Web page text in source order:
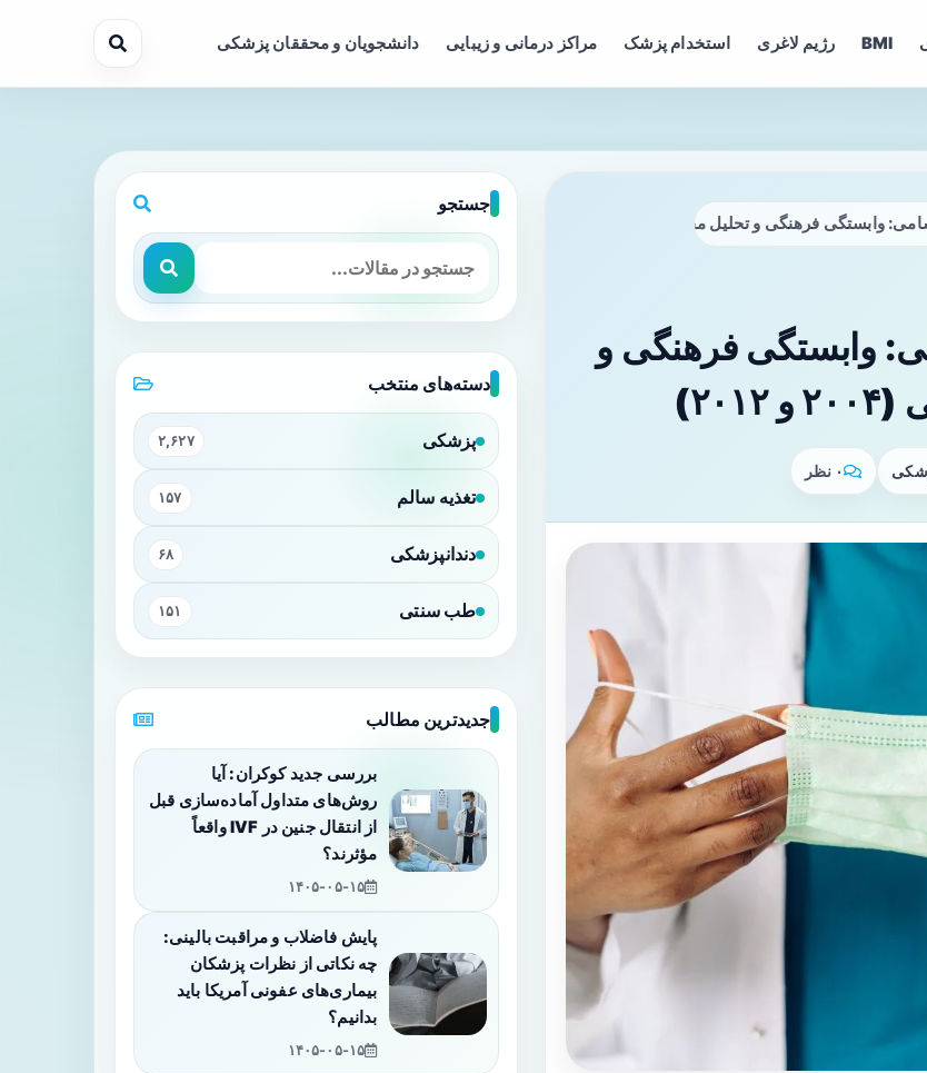
BMI رژیم لاغری استخدام پزشک مراکز درمانی و زیبایی دانشجویان و محققان پزشکی
فرهنگی و تحلیل مقطعی در نروژ شمالی (۲۰۰۴ و ۲۰۱۲)
وابستگی فرهنگی و
۰ نظر
جستجو
دسته‌های منتخب
پزشکی ۲,۶۲۷
تغذیه سالم ۱۵۷
دندانپزشکی ۶۸
طب سنتی ۱۵۱
جدیدترین مطالب
بررسی جدید کوکران: آیا
روش‌های متداول آماده‌سازی قبل
از انتقال جنین در IVF واقعاً
مؤثرند؟
۱۴۰۵-۰۵-۱۵
پایش فاضلاب و مراقبت بالینی:
چه نکاتی از نظرات پزشکان
بیماری‌های عفونی آمریکا باید
بدانیم؟
۱۴۰۵-۰۵-۱۵